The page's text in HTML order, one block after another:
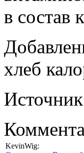
в состав
хлеб
KevinWig: